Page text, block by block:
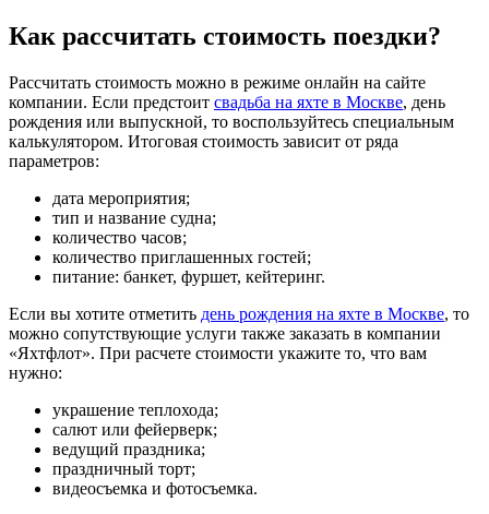
Как рассчитать стоимость поездки?
Рассчитать стоимость можно в режиме онлайн на сайте
компании. Если предстоит свадьба на яхте в Москве, день
рождения или выпускной, то воспользуйтесь специальным
калькулятором. Итоговая стоимость зависит от ряда
параметров:
дата мероприятия;
тип и название судна;
количество часов;
количество приглашенных гостей;
питание: банкет, фуршет, кейтеринг.
Если вы хотите отметить день рождения на яхте в Москве, то
можно сопутствующие услуги также заказать в компании
«Яхтфлот». При расчете стоимости укажите то, что вам
нужно:
украшение теплохода;
салют или фейерверк;
ведущий праздника;
праздничный торт;
видеосъемка и фотосъемка.